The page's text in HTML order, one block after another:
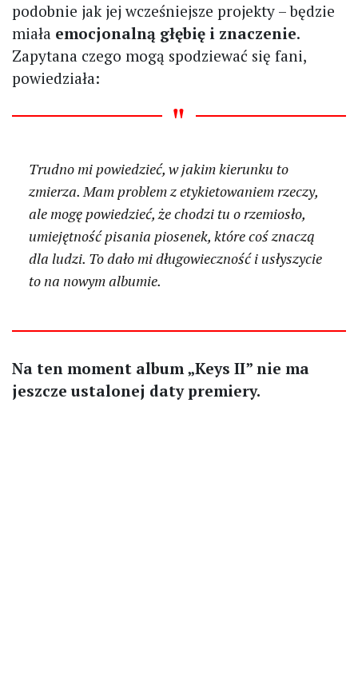
podobnie jak jej wcześniejsze projekty – będzie
miała emocjonalną głębię i znaczenie.
Zapytana czego mogą spodziewać się fani,
powiedziała:
Trudno mi powiedzieć, w jakim kierunku to
zmierza. Mam problem z etykietowaniem rzeczy,
ale mogę powiedzieć, że chodzi tu o rzemiosło,
umiejętność pisania piosenek, które coś znaczą
dla ludzi. To dało mi długowieczność i usłyszycie
to na nowym albumie.
Na ten moment album „Keys II” nie ma
jeszcze ustalonej daty premiery.